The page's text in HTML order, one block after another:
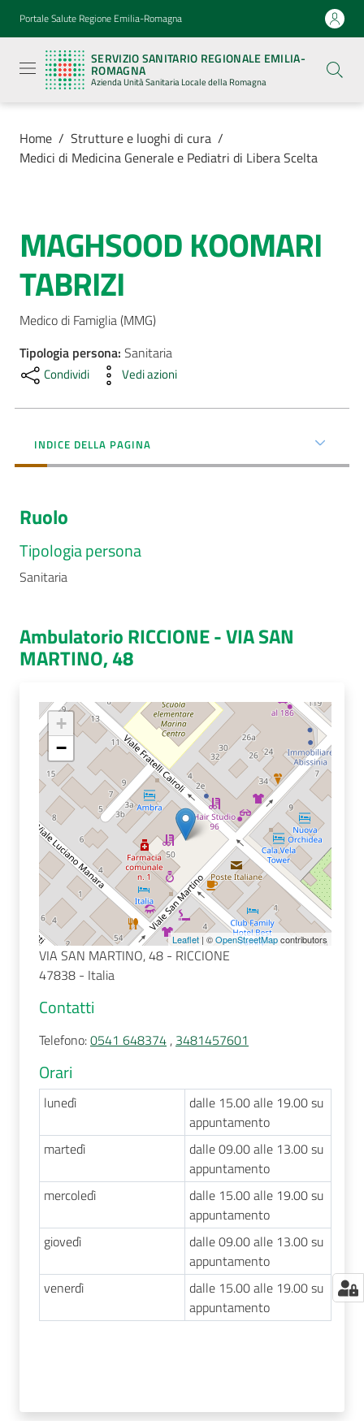
Vai al contenuto
Vai alla navigazione
Vai al footer
Portale Salute Regione Emilia-Romagna
SERVIZIO SANITARIO REGIONALE EMILIA-
ROMAGNA
Azienda Unità Sanitaria Locale della Romagna
Sanitario
Regionale
Emilia-
Romagna
Azienda
Sanitaria
Locale della
Romagna
Servizi
Luoghi
cura
Menu selezionato
Carta
dei
Servizi
a...
Concorsi
Seguici
Home / Strutture e luoghi di cura /
Medici di Medicina Generale e Pediatri di Libera Scelta
Salta al contenuto
MAGHSOOD KOOMARI
TABRIZI
Medico di Famiglia (MMG)
Tipologia persona: Sanitaria
Condividi Vedi azioni
INDICE DELLA PAGINA
Ruolo
Tipologia persona
Sanitaria
Ambulatorio RICCIONE - VIA SAN
MARTINO, 48
+
−
Leaflet | ©OpenStreetMapcontributors
VIA SAN MARTINO, 48 - RICCIONE
47838 - Italia
Contatti
Telefono:0541 648374 , 3481457601
Orari
lunedì
dalle 15.00 alle 19.00 su
appuntamento
martedì
dalle 09.00 alle 13.00 su
appuntamento
mercoledì
dalle 15.00 alle 19.00 su
appuntamento
giovedì
dalle 09.00 alle 13.00 su
appuntamento
venerdì
dalle 15.00 alle 19.00 su
appuntamento